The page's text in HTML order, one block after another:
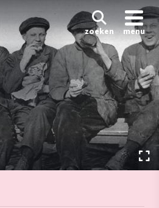
zoeken menu